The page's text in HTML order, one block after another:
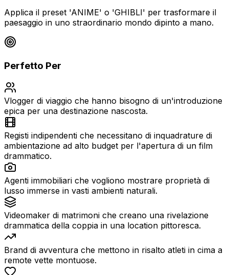
Applica il preset 'ANIME' o 'GHIBLI' per trasformare il
paesaggio in uno straordinario mondo dipinto a mano.
Perfetto Per
Vlogger di viaggio che hanno bisogno di un'introduzione
epica per una destinazione nascosta.
Registi indipendenti che necessitano di inquadrature di
ambientazione ad alto budget per l'apertura di un film
drammatico.
Agenti immobiliari che vogliono mostrare proprietà di
lusso immerse in vasti ambienti naturali.
Videomaker di matrimoni che creano una rivelazione
drammatica della coppia in una location pittoresca.
Brand di avventura che mettono in risalto atleti in cima a
remote vette montuose.